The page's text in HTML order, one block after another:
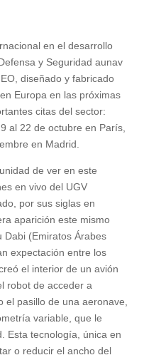
en el desarrollo
y Seguridad aunav
diseñado y fabricado
Europa en las próximas
citas del sector:
al 22 de octubre en París,
en Madrid.
de ver en este
en vivo del UGV
por sus siglas en
aparición este mismo
Dabi (Emiratos Árabes
expectación entre los
el interior de un avión
robot de acceder a
el pasillo de una aeronave,
variable, que le
Esta tecnología, única en
o reducir el ancho del